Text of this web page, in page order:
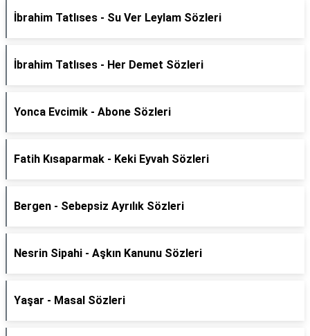
İbrahim Tatlıses - Su Ver Leylam Sözleri
İbrahim Tatlıses - Her Demet Sözleri
Yonca Evcimik - Abone Sözleri
Fatih Kısaparmak - Keki Eyvah Sözleri
Bergen - Sebepsiz Ayrılık Sözleri
Nesrin Sipahi - Aşkın Kanunu Sözleri
Yaşar - Masal Sözleri